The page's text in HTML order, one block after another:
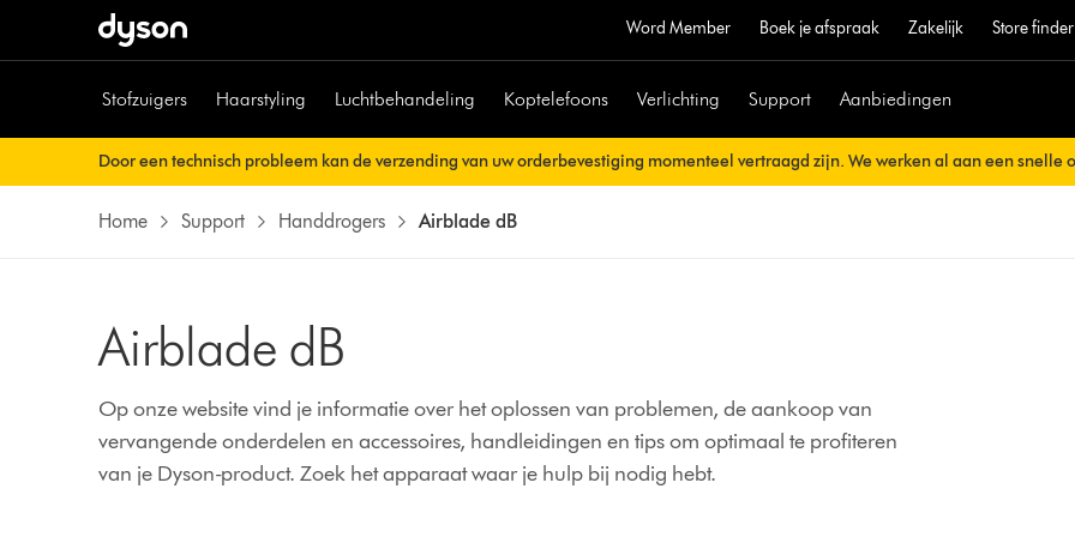
Word Member Boek je afspraak Zakelijk Store finder
Stofzuigers Haarstyling Luchtbehandeling Koptelefoons Verlichting Support Aanbiedingen
Door een technisch probleem kan de verzending van uw orderbevestiging momenteel vertraagd zijn. We werken al aan een snelle
Uw orderbevestiging wordt binnenkort automatisch naar u verzonden.
Home Support Handdrogers Airblade dB
Airblade dB
Op onze website vind je informatie over het oplossen van problemen, de aankoop van
vervangende onderdelen en accessoires, handleidingen en tips om optimaal te profiteren
van je Dyson-product.Zoek het apparaat waar je hulp bij nodig hebt.